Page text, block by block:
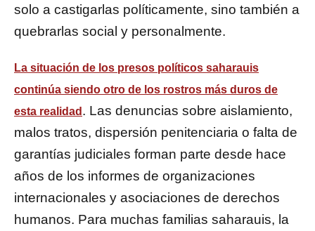
solo a castigarlas políticamente, sino también a
quebrarlas social y personalmente.
La situación de los presos políticos saharauis
continúa siendo otro de los rostros más duros de
esta realidad . Las denuncias sobre aislamiento,
malos tratos, dispersión penitenciaria o falta de
garantías judiciales forman parte desde hace
años de los informes de organizaciones
internacionales y asociaciones de derechos
humanos. Para muchas familias saharauis, la